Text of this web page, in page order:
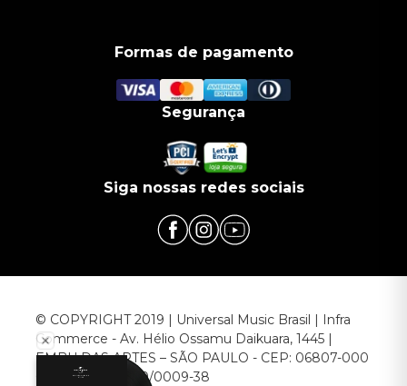
Formas de pagamento
Segurança
Siga nossas redes sociais
© COPYRIGHT 2019 | Universal Music Brasil | Infra
Commerce - Av. Hélio Ossamu Daikuara, 1445 |
EMBU DAS ARTES – SÃO PAULO - CEP: 06807-000
CNPJ: 00.952.789/0009-38